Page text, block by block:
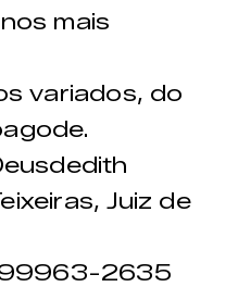
mais
variados, do
Juiz de
2635